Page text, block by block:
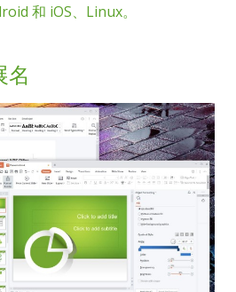
和 iOS、Linux。
名